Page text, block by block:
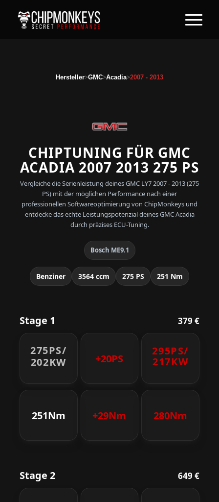
Hersteller>GMC>Acadia>2007 - 2013
CHIPTUNING FÜR GMC
ACADIA 2007 2013 275 PS
Vergleiche die Serienleistung deines GMC LY7 2007 - 2013 (275
PS) mit der möglichen Performance nach einer
professionellen Softwareoptimierung von ChipMonkeys und
entdecke das echte Leistungspotenzial deines GMC Acadia
durch präzises ECU-Tuning.
Bosch ME9.1
Benziner 3564 ccm 275 PS 251 Nm
Stage 1 379 €
275PS/
202KW
+20PS
295PS/
217KW
251Nm +29Nm 280Nm
Stage 2 649 €